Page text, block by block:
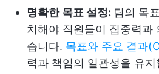
명확한 목표 설정: 팀의 목
치해야 직원들이 집중력과
습니다. 목표와 주요 결과
력과 책임의 일관성을 유